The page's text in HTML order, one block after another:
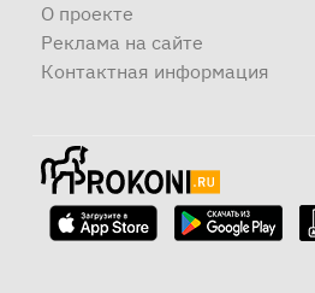
О проекте
Реклама на сайте
Контактная информация